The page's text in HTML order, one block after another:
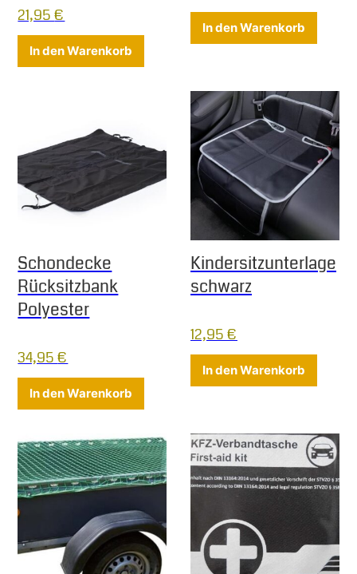
21,95€
In den Warenkorb
In den Warenkorb
Schondecke
Rücksitzbank
Polyester
34,95€
In den Warenkorb
Kindersitzunterlage
schwarz
12,95€
In den Warenkorb